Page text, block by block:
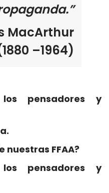
”
MacArthur
–1964)
pensadores y
nuestras FFAA?
pensadores y